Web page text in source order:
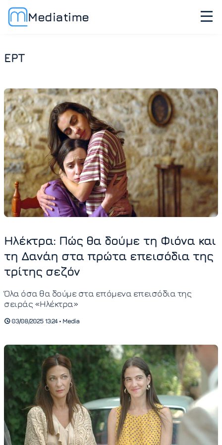
Mediatime
ΕΡΤ
Ηλέκτρα: Πώς θα δούμε τη Φιόνα και
τη Δανάη στα πρώτα επεισόδια της
τρίτης σεζόν
Όλα όσα θα δούμε στα επόμενα επεισόδια της
σειράς «Ηλέκτρα»
03/08/2025 13:24 • Media